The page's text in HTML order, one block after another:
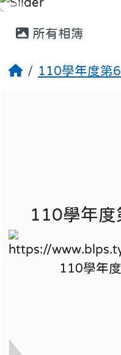
所有相簿
110學年度第
110學年度